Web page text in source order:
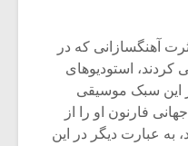
آهنگسازانی که در
استودیوهای
این سبک موسیقی
فارنون او را از
به عبارت دیگر در این